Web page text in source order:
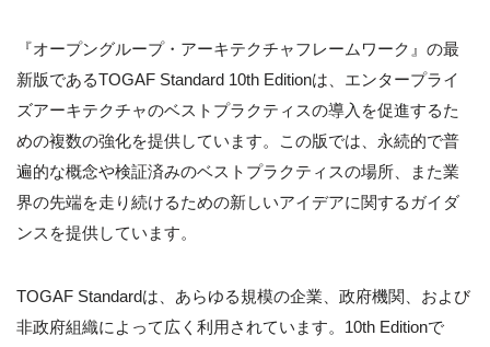
『オープングループ・アーキテクチャフレームワーク』の最
新版であるTOGAF Standard 10th Editionは、エンタープライ
ズアーキテクチャのベストプラクティスの導入を促進するた
めの複数の強化を提供しています。この版では、永続的で普
遍的な概念や検証済みのベストプラクティスの場所、また業
界の先端を走り続けるための新しいアイデアに関するガイダ
ンスを提供しています。
TOGAF Standardは、あらゆる規模の企業、政府機関、および
非政府組織によって広く利用されています。10th Editionで